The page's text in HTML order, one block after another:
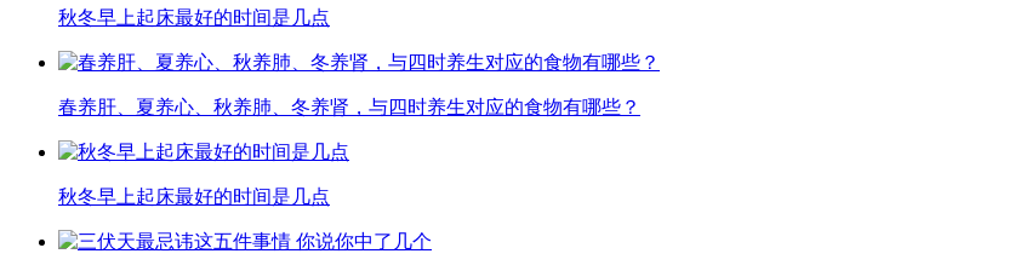
秋冬早上起床最好的时间是几点
春养肝、夏养心、秋养肺、冬养肾，与四时养生对应的食物有哪些？
秋冬早上起床最好的时间是几点